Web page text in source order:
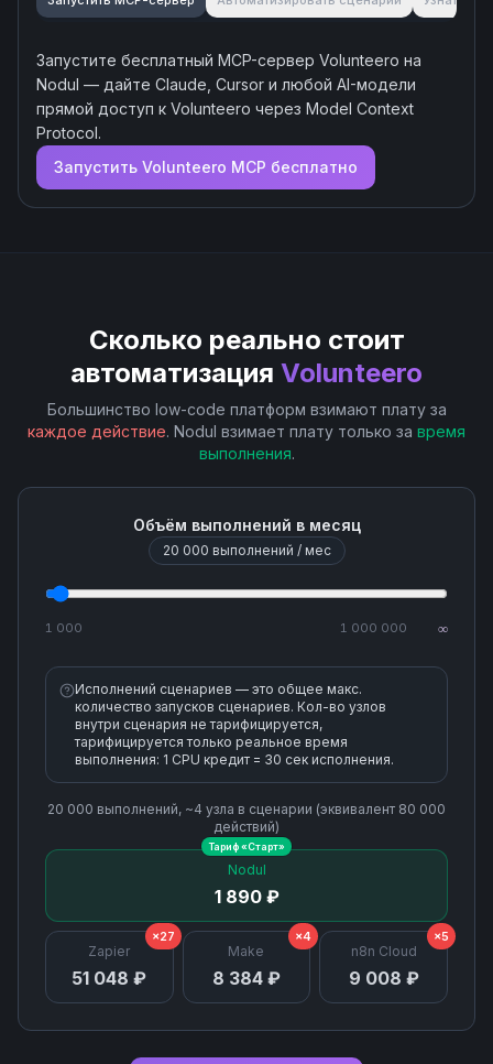
Запустите бесплатный MCP-сервер Volunteero на
Nodul — дайте Claude, Cursor и любой AI-модели
прямой доступ к Volunteero через Model Context
Protocol.
Запустить Volunteero MCP бесплатно
Сколько реально стоит
автоматизация Volunteero
Большинство low-code платформ взимают плату за
каждое действие. Nodul взимает плату только за время
выполнения.
Объём выполнений в месяц
20 000 выполнений / мес
1 000 1 000 000 ∞
Исполнений сценариев — это общее макс.
количество запусков сценариев. Кол-во узлов
внутри сценария не тарифицируется,
тарифицируется только реальное время
выполнения: 1 CPU кредит = 30 сек исполнения.
20 000 выполнений, ~4 узла в сценарии (эквивалент 80 000
действий)
Nodul
1 890 ₽
Тариф «Старт»
Zapier
51 048 ₽
×27
Make
8 384 ₽
×4
n8n Cloud
9 008 ₽
×5